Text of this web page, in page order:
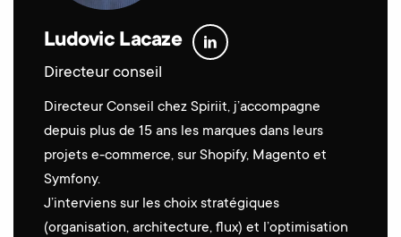
Ludovic Lacaze
Directeur conseil
Directeur Conseil chez Spiriit, j’accompagne
depuis plus de 15 ans les marques dans leurs
projets e-commerce, sur Shopify, Magento et
Symfony.
J’interviens sur les choix stratégiques
(organisation, architecture, flux) et l’optimisation